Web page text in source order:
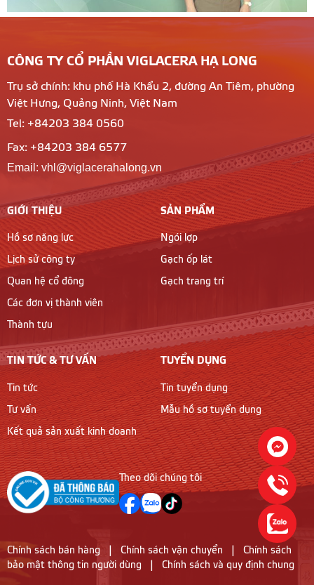
CÔNG TY CỔ PHẦN VIGLACERA HẠ LONG
Trụ sở chính: khu phố Hà Khẩu 2, đường An Tiêm, phường
Việt Hưng, Quảng Ninh, Việt Nam
Tel: +84203 384 0560
Fax: +84203 384 6577
Email: vhl@viglacerahalong.vn
GIỚI THIỆU
Hồ sơ năng lực
Lịch sử công ty
Quan hệ cổ đông
Các đơn vị thành viên
Thành tựu
SẢN PHẨM
Ngói lợp
Gạch ốp lát
Gạch trang trí
TIN TỨC & TƯ VẤN
Tin tức
Tư vấn
Kết quả sản xuất kinh doanh
TUYỂN DỤNG
Tin tuyển dụng
Mẫu hồ sơ tuyển dụng
Theo dõi chúng tôi
Chính sách bán hàng Chính sách vận chuyển
Chính sách
bảo mật thông tin người dùng
Chính sách và quy định chung